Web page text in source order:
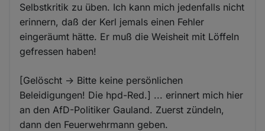
Selbstkritik zu üben. Ich kann mich jedenfalls nicht
erinnern, daß der Kerl jemals einen Fehler
eingeräumt hätte. Er muß die Weisheit mit Löffeln
gefressen haben!
[Gelöscht -> Bitte keine persönlichen
Beleidigungen! Die hpd-Red.] ... erinnert mich hier
an den AfD-Politiker Gauland. Zuerst zündeln,
dann den Feuerwehrmann geben.